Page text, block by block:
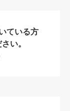
ている方
い。